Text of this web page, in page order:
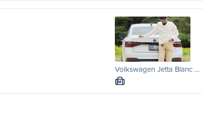
Volkswagen Jetta Blanc …
M